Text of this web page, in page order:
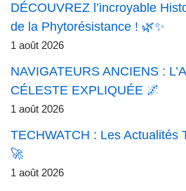
DÉCOUVREZ l’incroyable
de la Phytorésistance ! 🌿✨
1 août 2026
NAVIGATEURS ANCIENS :
CÉLESTE EXPLIQUÉE 🌌
1 août 2026
TECHWATCH : Les Actualités
🚀
1 août 2026